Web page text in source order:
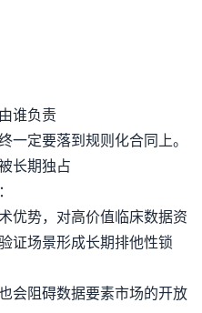
谁负责
一定要落到规则化合同上。
长期独占
优势，对高价值临床数据资
证场景形成长期排他性锁
会阻碍数据要素市场的开放